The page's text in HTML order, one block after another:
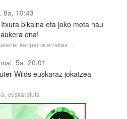
8a, 10:43
bikaina eta joko mota hau
ona!
kanpaina arrakas…
5a, 20:01
Wilds euskaraz jokatzea
euskaratuta